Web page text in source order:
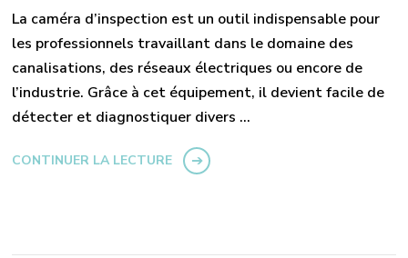
La caméra d’inspection est un outil indispensable pour
les professionnels travaillant dans le domaine des
canalisations, des réseaux électriques ou encore de
l’industrie. Grâce à cet équipement, il devient facile de
détecter et diagnostiquer divers …
CONTINUER LA LECTURE